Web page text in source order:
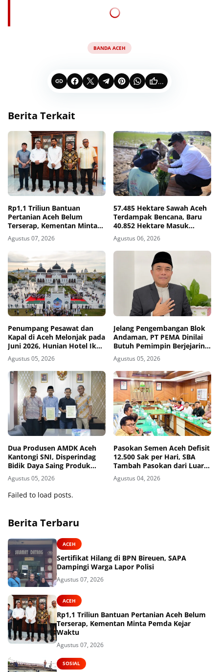
BANDA ACEH
...
Berita Terkait
Rp1,1 Triliun Bantuan
Pertanian Aceh Belum
Terserap, Kementan Minta
Pemda Kejar Waktu
Agustus 07, 2026
57.485 Hektare Sawah Aceh
Terdampak Bencana, Baru
40.852 Hektare Masuk
Pemulihan
Agustus 06, 2026
Penumpang Pesawat dan
Kapal di Aceh Melonjak pada
Juni 2026, Hunian Hotel Ikut
Naik
Agustus 05, 2026
Jelang Pengembangan Blok
Andaman, PT PEMA Dinilai
Butuh Pemimpin Berjejaring
Investor
Agustus 05, 2026
Dua Produsen AMDK Aceh
Kantongi SNI, Disperindag
Bidik Daya Saing Produk
Lokal
Agustus 05, 2026
Pasokan Semen Aceh Defisit
12.500 Sak per Hari, SBA
Tambah Pasokan dari Luar
Daerah
Agustus 04, 2026
Failed to load posts.
Berita Terbaru
ACEH
Sertifikat Hilang di BPN Bireuen, SAPA
Dampingi Warga Lapor Polisi
Agustus 07, 2026
ACEH
Rp1,1 Triliun Bantuan Pertanian Aceh Belum
Terserap, Kementan Minta Pemda Kejar
Waktu
Agustus 07, 2026
SOSIAL